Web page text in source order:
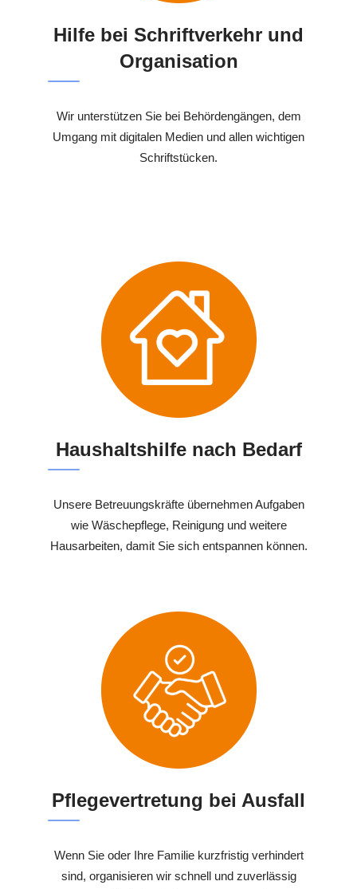
Hilfe bei Schriftverkehr und
Organisation
Wir unterstützen Sie bei Behördengängen, dem
Umgang mit digitalen Medien und allen wichtigen
Schriftstücken.
Haushaltshilfe nach Bedarf
Unsere Betreuungskräfte übernehmen Aufgaben
wie Wäschepflege, Reinigung und weitere
Hausarbeiten, damit Sie sich entspannen können.
Pflegevertretung bei Ausfall
Wenn Sie oder Ihre Familie kurzfristig verhindert
sind, organisieren wir schnell und zuverlässig